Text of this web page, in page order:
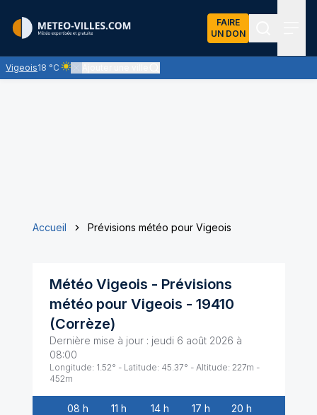
FAIRE
UN DON
Vigeois18 °C
Ciel clair - quasiment pas de nuages et un soleil omniprésent
Accueil Prévisions météo pour Vigeois
Météo Vigeois - Prévisions
météo pour Vigeois - 19410
(Corrèze)
Dernière mise à jour : jeudi 6 août 2026 à
08:00
Longitude: 1.52° - Latitude: 45.37° - Altitude: 227m -
452m
08 h 11 h 14 h 17 h 20 h